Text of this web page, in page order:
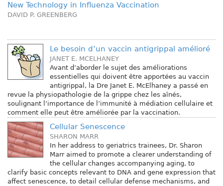
New Technology in Influenza Vaccination
DAVID P. GREENBERG
Le besoin d’un vaccin antigrippal amélioré
JANET E. MCELHANEY
Avant d’aborder le sujet des améliorations
essentielles qui doivent être apportées au vaccin
antigrippal, la Dre Janet E. McElhaney a passé en
revue la physiopathologie de la grippe chez les aînés,
soulignant l’importance de l’immunité à médiation cellulaire et
comment elle peut être améliorée par la vaccination.
Cellular Senescence
SHARON MARR
In her address to geriatrics trainees, Dr. Sharon
Marr aimed to promote a clearer understanding of
the cellular changes accompanying aging, to
clarify basic concepts relevant to DNA and gene expression that
affect senescence, to detail cellular defense mechanisms, and